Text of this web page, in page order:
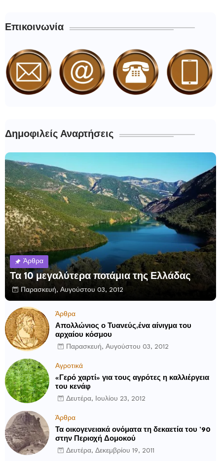
Επικοινωνία
Δημοφιλείς Αναρτήσεις
Άρθρα
Τα 10 μεγαλύτερα ποτάμια της Ελλάδας
Παρασκευή, Αυγούστου 03, 2012
Άρθρα
Απολλώνιος ο Τυανεύς,ένα αίνιγμα του
αρχαίου κόσμου
Παρασκευή, Αυγούστου 03, 2012
Αγροτικά
«Γερό χαρτί» για τους αγρότες η καλλιέργεια
του κενάφ
Δευτέρα, Ιουλίου 23, 2012
Άρθρα
Τα οικογενειακά ονόματα τη δεκαετία του ’90
στην Περιοχή Δομοκού
Δευτέρα, Δεκεμβρίου 19, 2011